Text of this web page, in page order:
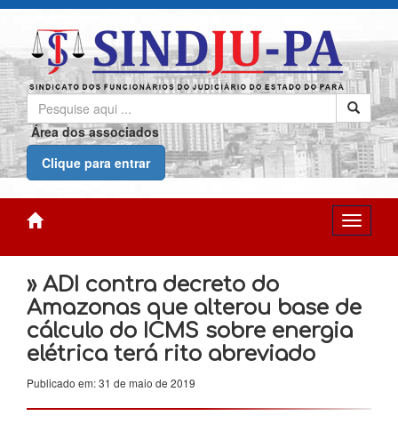
Área dos associados
Clique para entrar
» ADI contra decreto do
Amazonas que alterou base de
cálculo do ICMS sobre energia
elétrica terá rito abreviado
Publicado em: 31 de maio de 2019